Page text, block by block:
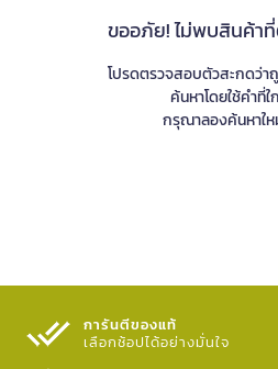
ขออภัย! ไม่พบสินค้า
โปรดตรวจสอบตัวสะกดว่า
ค้นหาโดยใช้คำที่
กรุณาลองค้นหาใ
การันตีของแท้
เลือกช้อปได้อย่างมั่นใจ​